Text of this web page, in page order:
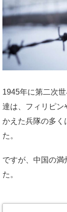
1945年に第二次
達は、フィリピン
かえた兵隊の多く
た。
ですが、中国の満
た。